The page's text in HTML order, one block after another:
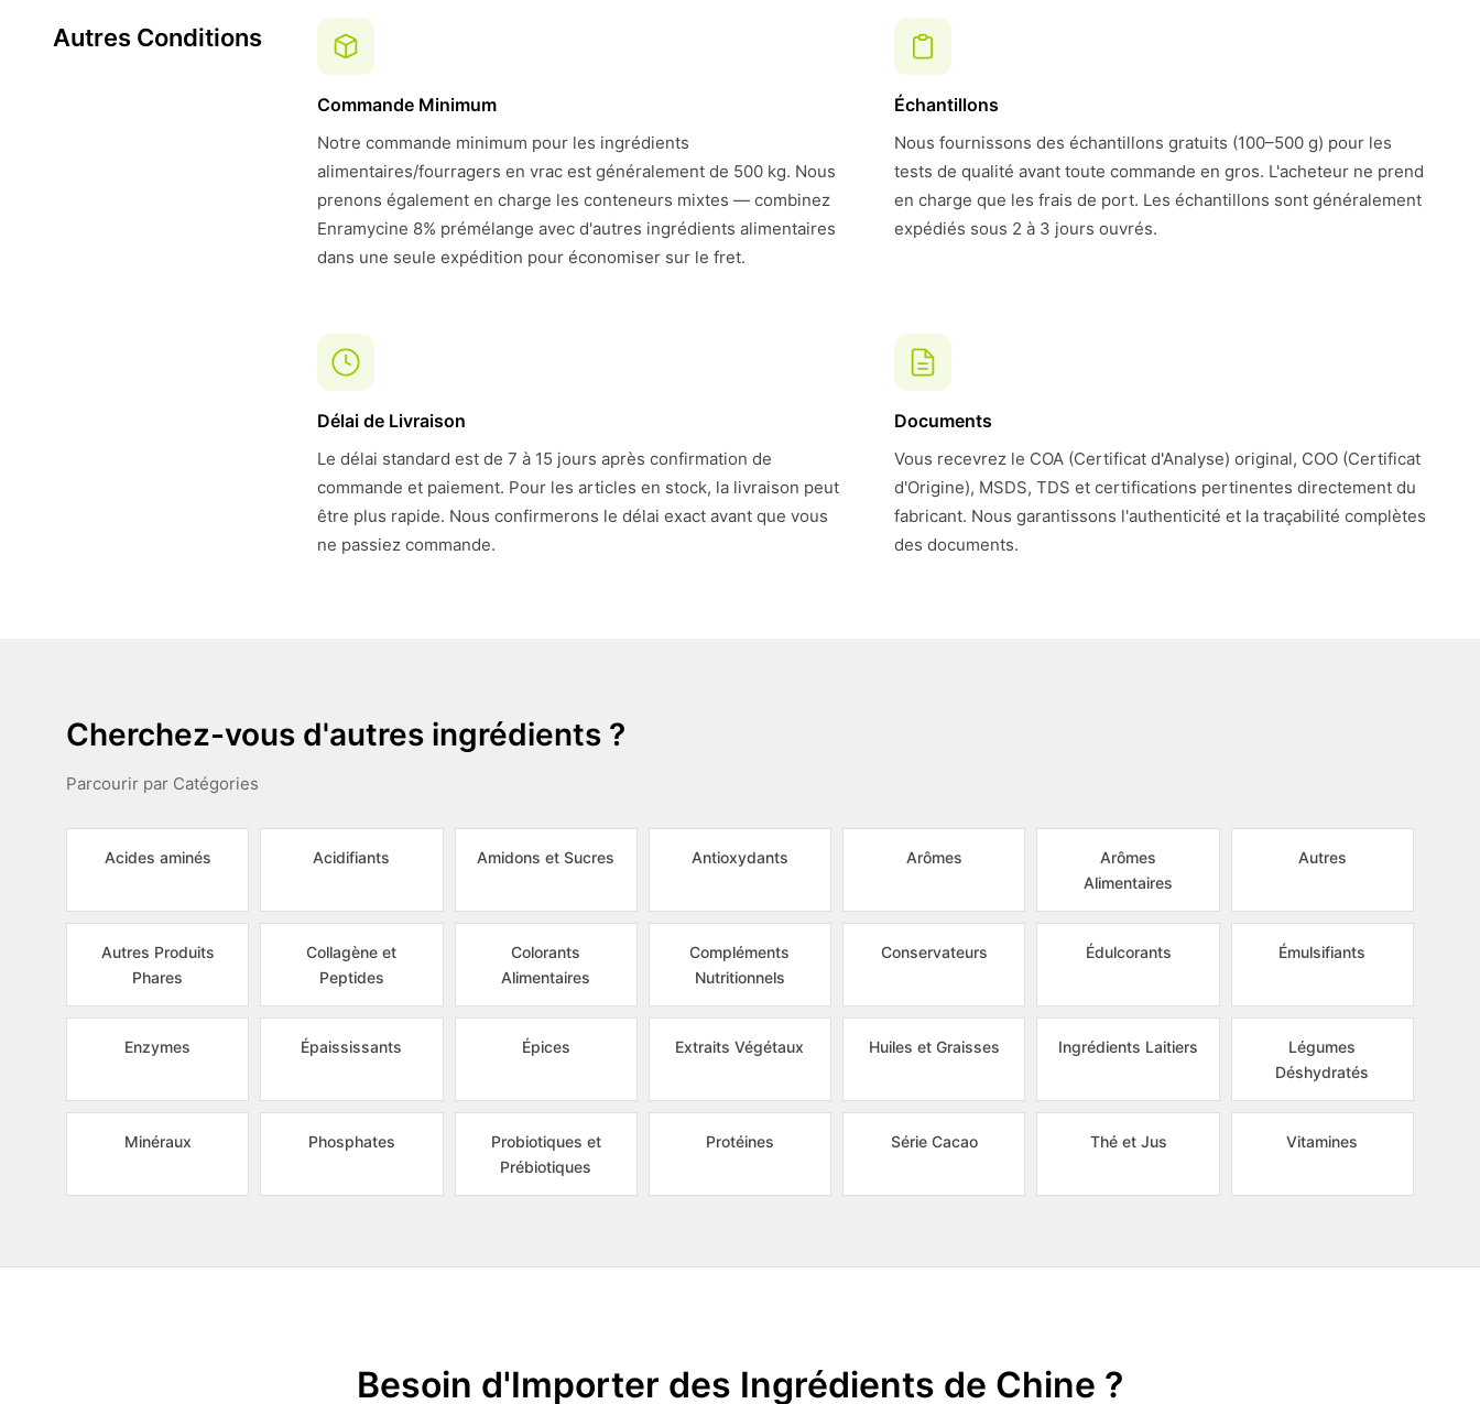
Autres Conditions
Commande Minimum
Notre commande minimum pour les ingrédients
alimentaires/fourragers en vrac est généralement de 500 kg. Nous
prenons également en charge les conteneurs mixtes — combinez
Enramycine 8% prémélange avec d'autres ingrédients alimentaires
dans une seule expédition pour économiser sur le fret.
Échantillons
Nous fournissons des échantillons gratuits (100–500 g) pour les
tests de qualité avant toute commande en gros. L'acheteur ne prend
en charge que les frais de port. Les échantillons sont généralement
expédiés sous 2 à 3 jours ouvrés.
Délai de Livraison
Le délai standard est de 7 à 15 jours après confirmation de
commande et paiement. Pour les articles en stock, la livraison peut
être plus rapide. Nous confirmerons le délai exact avant que vous
ne passiez commande.
Documents
Vous recevrez le COA (Certificat d'Analyse) original, COO (Certificat
d'Origine), MSDS, TDS et certifications pertinentes directement du
fabricant. Nous garantissons l'authenticité et la traçabilité complètes
des documents.
Cherchez-vous d'autres ingrédients ?
Parcourir par Catégories
Acides aminés Acidifiants Amidons et Sucres Antioxydants Arômes
Arômes
Alimentaires
Autres
Autres Produits
Phares
Collagène et
Peptides
Colorants
Alimentaires
Compléments
Nutritionnels
Conservateurs Édulcorants Émulsifiants
Enzymes Épaississants Épices Extraits Végétaux Huiles et Graisses Ingrédients Laitiers
Légumes
Déshydratés
Minéraux Phosphates
Probiotiques et
Prébiotiques
Protéines Série Cacao Thé et Jus Vitamines
Besoin d'Importer des Ingrédients de Chine ?